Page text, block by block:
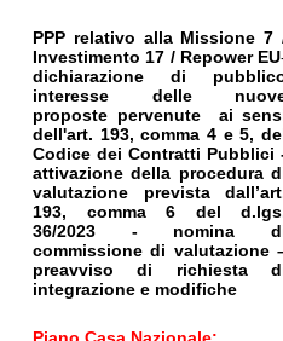
PPP relativo alla Missione 7
Investimento 17 / Repower EU
dichiarazione di
interesse delle
proposte pervenute ai
dell'art. 193, comma 4 e 5,
Codice dei Contratti Pubblici
attivazione della procedura
valutazione prevista
193, comma 6 del
36/2023 - nomina
commissione di valutazione
preavviso di richiesta
integrazione e modifiche